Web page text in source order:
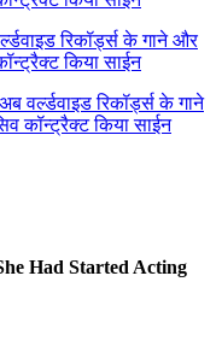
रिकॉर्ड्स के गाने और
किया साईन
अब वर्ल्डवाइड रिकॉर्ड्स के गाने
कॉन्ट्रैक्ट किया साईन
Had Started Acting